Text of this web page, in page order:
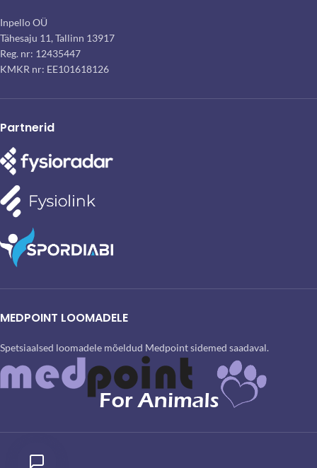
Inpello OÜ
Tähesaju 11, Tallinn 13917
Reg. nr: 12435447
KMKR nr: EE101618126
Partnerid
MEDPOINT LOOMADELE
Spetsiaalsed loomadele mõeldud Medpoint sidemed saadaval.